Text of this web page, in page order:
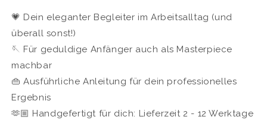
💗 Dein eleganter Begleiter im Arbeitsalltag (und
überall sonst!)
🪡 Für geduldige Anfänger auch als Masterpiece
machbar
👜 Ausführliche Anleitung für dein professionelles
Ergebnis
🫶🏼 Handgefertigt für dich: Lieferzeit 2 - 12 Werktage